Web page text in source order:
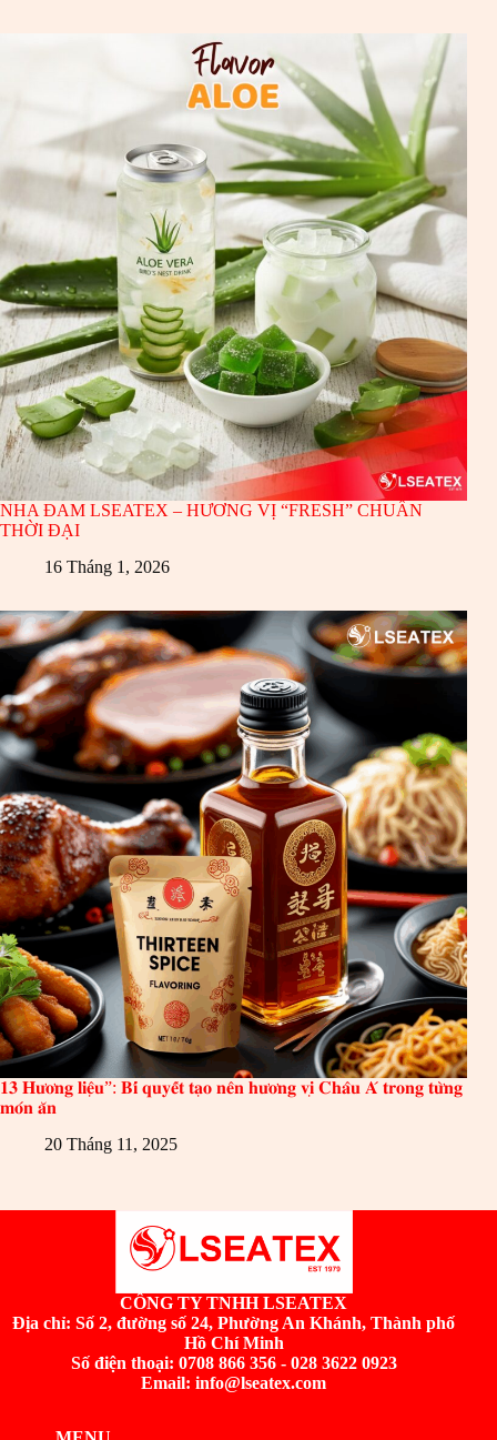
NHA ĐAM LSEATEX – HƯƠNG VỊ “FRESH” CHUẨN
THỜI ĐẠI
16 Tháng 1, 2026
𝟏𝟑 𝐇𝐮̛𝐨̛𝐧𝐠 𝐥𝐢𝐞̣̂𝐮”: 𝐁𝐢́ 𝐪𝐮𝐲𝐞̂́𝐭 𝐭𝐚̣𝐨 𝐧𝐞̂𝐧 𝐡𝐮̛𝐨̛𝐧𝐠 𝐯𝐢̣ 𝐂𝐡𝐚̂𝐮 𝐀́ 𝐭𝐫𝐨𝐧𝐠 𝐭𝐮̛̀𝐧𝐠
𝐦𝐨́𝐧 𝐚̆𝐧
20 Tháng 11, 2025
CÔNG TY TNHH LSEATEX
Địa chỉ: Số 2, đường số 24, Phường An Khánh, Thành phố
Hồ Chí Minh
Số điện thoại: 0708 866 356 - 028 3622 0923
Email: info@lseatex.com